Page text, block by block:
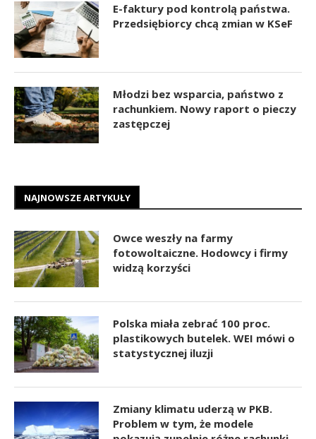
E-faktury pod kontrolą państwa.
Przedsiębiorcy chcą zmian w KSeF
Młodzi bez wsparcia, państwo z
rachunkiem. Nowy raport o pieczy
zastępczej
NAJNOWSZE ARTYKUŁY
Owce weszły na farmy
fotowoltaiczne. Hodowcy i firmy
widzą korzyści
Polska miała zebrać 100 proc.
plastikowych butelek. WEI mówi o
statystycznej iluzji
Zmiany klimatu uderzą w PKB.
Problem w tym, że modele